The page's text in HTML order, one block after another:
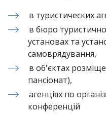
в туристических
в бюро
установах та
самоврядування,
в об'єктах
пансіонат),
агенціях по
конференцій